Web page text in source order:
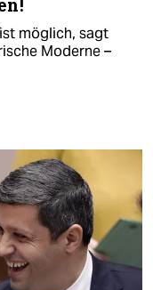
möglich, sagt
Moderne –